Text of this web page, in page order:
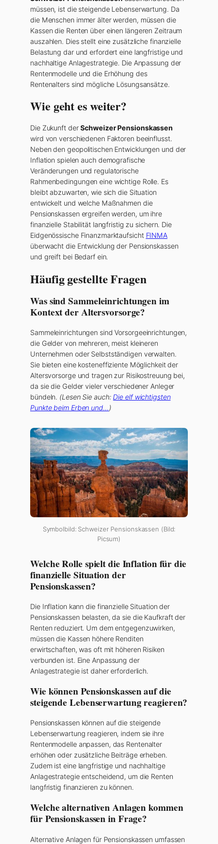
müssen, ist die steigende Lebenserwartung. Da
die Menschen immer älter werden, müssen die
Kassen die Renten über einen längeren Zeitraum
auszahlen. Dies stellt eine zusätzliche finanzielle
Belastung dar und erfordert eine langfristige und
nachhaltige Anlagestrategie. Die Anpassung der
Rentenmodelle und die Erhöhung des
Rentenalters sind mögliche Lösungsansätze.
Wie geht es weiter?
Die Zukunft derSchweizer Pensionskassen
wird von verschiedenen Faktoren beeinflusst.
Neben den geopolitischen Entwicklungen und der
Inflation spielen auch demografische
Veränderungen und regulatorische
Rahmenbedingungen eine wichtige Rolle. Es
bleibt abzuwarten, wie sich die Situation
entwickelt und welche Maßnahmen die
Pensionskassen ergreifen werden, um ihre
finanzielle Stabilität langfristig zu sichern. Die
Eidgenössische Finanzmarktaufsicht FINMA
überwacht die Entwicklung der Pensionskassen
und greift bei Bedarf ein.
Häufig gestellte Fragen
Was sind Sammeleinrichtungen im
Kontext der Altersvorsorge?
Sammeleinrichtungen sind Vorsorgeeinrichtungen,
die Gelder von mehreren, meist kleineren
Unternehmen oder Selbstständigen verwalten.
Sie bieten eine kosteneffiziente Möglichkeit der
Altersvorsorge und tragen zur Risikostreuung bei,
da sie die Gelder vieler verschiedener Anleger
bündeln. (Lesen Sie auch: Die elf wichtigsten
Punkte beim Erben und…)
Symbolbild: Schweizer Pensionskassen (Bild:
Picsum)
Welche Rolle spielt die Inflation für die
finanzielle Situation der
Pensionskassen?
Die Inflation kann die finanzielle Situation der
Pensionskassen belasten, da sie die Kaufkraft der
Renten reduziert. Um dem entgegenzuwirken,
müssen die Kassen höhere Renditen
erwirtschaften, was oft mit höheren Risiken
verbunden ist. Eine Anpassung der
Anlagestrategie ist daher erforderlich.
Wie können Pensionskassen auf die
steigende Lebenserwartung reagieren?
Pensionskassen können auf die steigende
Lebenserwartung reagieren, indem sie ihre
Rentenmodelle anpassen, das Rentenalter
erhöhen oder zusätzliche Beiträge erheben.
Zudem ist eine langfristige und nachhaltige
Anlagestrategie entscheidend, um die Renten
langfristig finanzieren zu können.
Welche alternativen Anlagen kommen
für Pensionskassen in Frage?
Alternative Anlagen für Pensionskassen umfassen